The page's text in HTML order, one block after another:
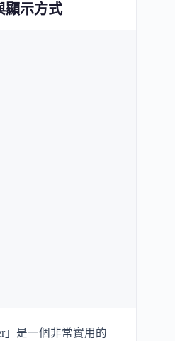
顯示方式
」是一個非常實用的